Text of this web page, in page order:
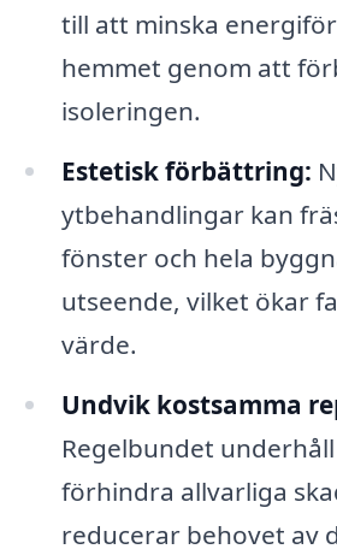
till att minska
hemmet genom att
isoleringen.
Estetisk förbättring:
ytbehandlingar kan
fönster och hela
utseende, vilket ökar
värde.
Undvik kostsamma
Regelbundet
förhindra allvarliga
reducerar behovet av